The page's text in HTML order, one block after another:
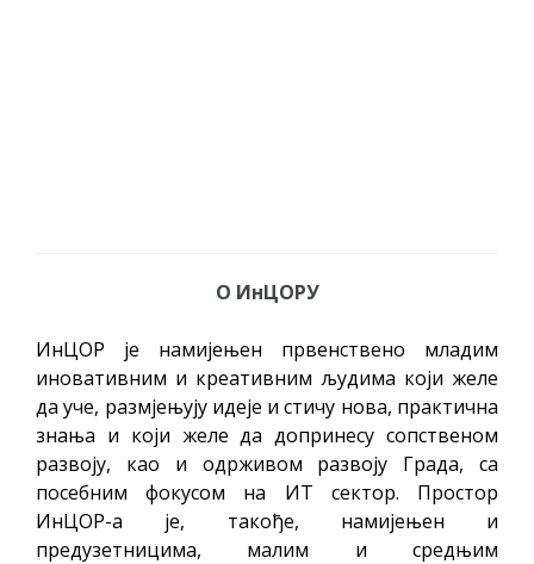
О ИнЦОРУ
ИнЦОР је намијењен првенствено младим
иновативним и креативним људима који желе
да уче, размјењују идеје и стичу нова, практична
знања и који желе да допринесу сопственом
развоју, као и одрживом развоју Града, са
посебним фокусом на ИТ сектор. Простор
ИнЦОР-а је, такође, намијењен и
предузетницима, малим и средњим